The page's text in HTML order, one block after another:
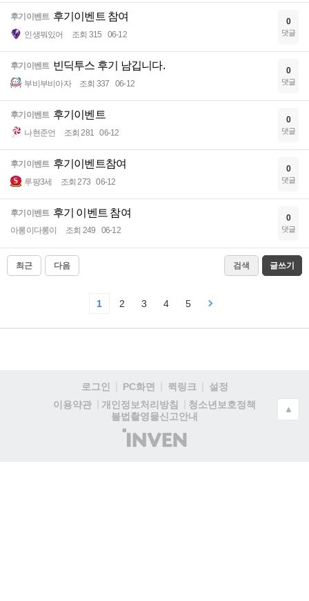
후기이벤트 후기이벤트 참여
인생뭐있어 조회 315 06-12
0
댓글
후기이벤트 빈딕투스 후기 남깁니다.
부비부비아자 조회 337 06-12
0
댓글
후기이벤트 후기이벤트
나현준언 조회 281 06-12
0
댓글
후기이벤트 후기이벤트참여
루팡3세 조회 273 06-12
0
댓글
후기이벤트 후기 이벤트 참여
아롱이다롱이 조회 249 06-12
0
댓글
최근 다음 검색 글쓰기
1 2 3 4 5
로그인 PC화면 퀵링크
설정
이용약관
개인정보처리방침
청소년보호정책
불법촬영물신고안내
(주)
인
▲